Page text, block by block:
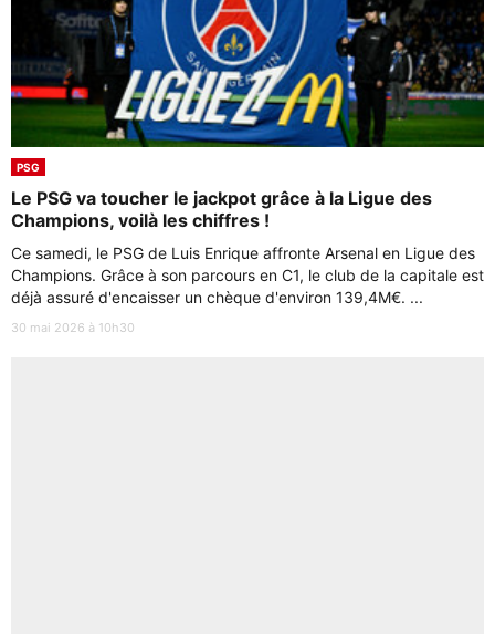
PSG
Le PSG va toucher le jackpot grâce à la Ligue des
Champions, voilà les chiffres !
Ce samedi, le PSG de Luis Enrique affronte Arsenal en Ligue des
Champions. Grâce à son parcours en C1, le club de la capitale est
déjà assuré d'encaisser un chèque d'environ 139,4M€. ...
30 mai 2026 à 10h30